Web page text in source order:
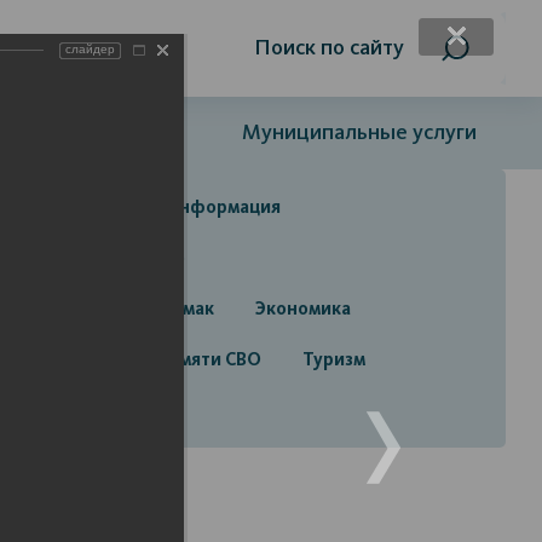
слабовидящих Поиск по сайту
Муниципальные услуги
Справочная информация
город Стерлитамак Экономика
Лента памяти СВО Туризм
слайдер